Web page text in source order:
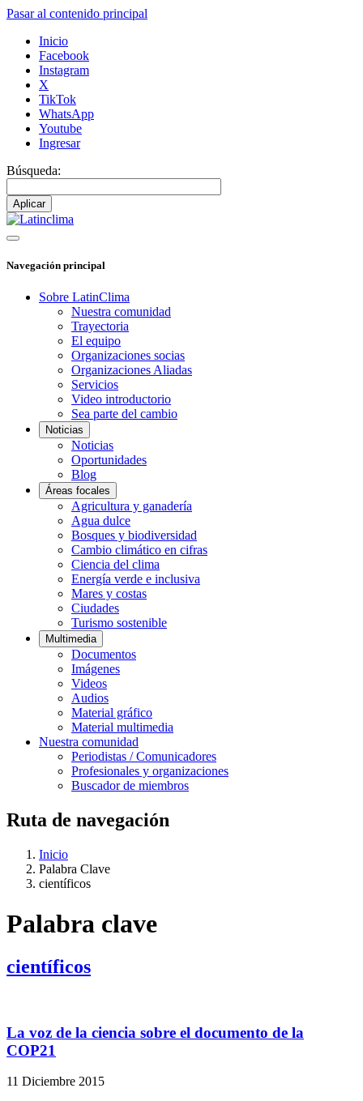
Pasar al contenido principal
Inicio
Facebook
Instagram
X
TikTok
WhatsApp
Youtube
Ingresar
Búsqueda:
Navegación principal
Sobre LatinClima
Nuestra comunidad
Trayectoria
El equipo
Organizaciones socias
Organizaciones Aliadas
Servicios
Video introductorio
Sea parte del cambio
Noticias
Noticias
Oportunidades
Blog
Áreas focales
Agricultura y ganadería
Agua dulce
Bosques y biodiversidad
Cambio climático en cifras
Ciencia del clima
Energía verde e inclusiva
Mares y costas
Ciudades
Turismo sostenible
Multimedia
Documentos
Imágenes
Videos
Audios
Material gráfico
Material multimedia
Nuestra comunidad
Periodistas / Comunicadores
Profesionales y organizaciones
Buscador de miembros
Ruta de navegación
Inicio
Palabra Clave
científicos
Palabra clave
científicos
La voz de la ciencia sobre el documento de la
COP21
11 Diciembre 2015